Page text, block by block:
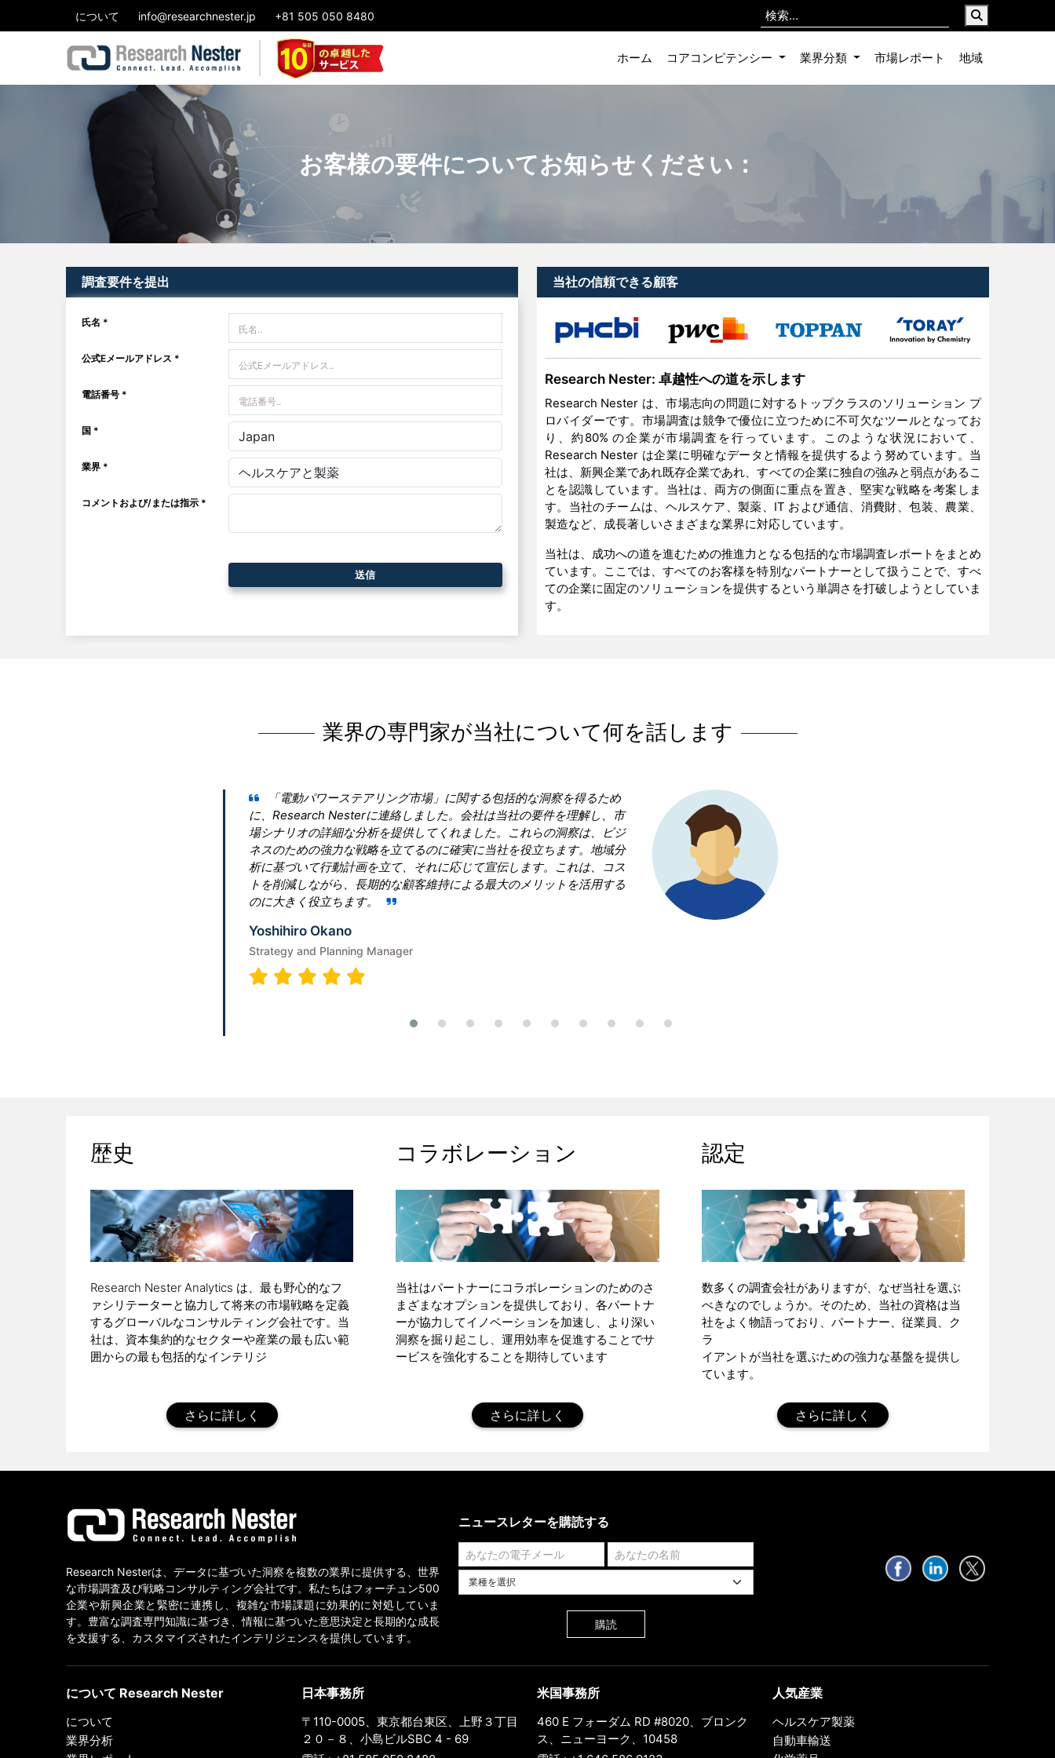
について info@researchnester.jp +81 505 050 8480
ホーム コアコンピテンシー 業界分類 市場レポート 地域
お客様の要件についてお知らせください：
調査要件を提出
氏名 *
公式Eメールアドレス *
電話番号 *
国 *
業界 *
コメントおよび/または指示 *
当社の信頼できる顧客
Research Nester: 卓越性への道を示します
Research Nester は、市場志向の問題に対するトップクラスのソリューション プ
ロバイダーです。市場調査は競争で優位に立つために不可欠なツールとなってお
り、約80% の企業が市場調査を行っています。このような状況において、
Research Nester は企業に明確なデータと情報を提供するよう努めています。当
社は、新興企業であれ既存企業であれ、すべての企業に独自の強みと弱点があるこ
とを認識しています。当社は、両方の側面に重点を置き、堅実な戦略を考案しま
す。当社のチームは、ヘルスケア、製薬、IT および通信、消費財、包装、農業、
製造など、成長著しいさまざまな業界に対応しています。
当社は、成功への道を進むための推進力となる包括的な市場調査レポートをまとめ
ています。ここでは、すべてのお客様を特別なパートナーとして扱うことで、すべ
ての企業に固定のソリューションを提供するという単調さを打破しようとしていま
す。
業界の専門家が当社について何を話します
Research Nester を選択したことが当社のビジネスにとって最良の
決断であったと言っても過言ではありません。 私たちは「真空ポンプ市
場」という領域で当社を凌ぎたいと考えていました。しかし、当社は効
果的な戦略の青写真を作成することに戸惑いました。Research Nester
は、従うべき勝利戦略を構築することで、成功への道をナビゲートする
のに役立ちました。
歴史
Research Nester Analytics は、最も野心的なフ
ァシリテーターと協力して将来の市場戦略を定義
するグローバルなコンサルティング会社です。当
社は、資本集約的なセクターや産業の最も広い範
囲からの最も包括的なインテリジ
さらに詳しく
コラボレーション
当社はパートナーにコラボレーションのためのさ
まざまなオプションを提供しており、各パートナ
ーが協力してイノベーションを加速し、より深い
洞察を掘り起こし、運用効率を促進することでサ
ービスを強化することを期待しています
さらに詳しく
認定
数多くの調査会社がありますが、なぜ当社を選ぶ
べきなのでしょうか。そのため、当社の資格は当
社をよく物語っており、パートナー、従業員、ク
ラ
イアントが当社を選ぶための強力な基盤を提供し
ています。
さらに詳しく
Research Nesterは、データに基づいた洞察を複数の業界に提供する、世界
な市場調査及び戦略コンサルティング会社です。私たちはフォーチュン500
企業や新興企業と緊密に連携し、複雑な市場課題に効果的に対処していま
す。豊富な調査専門知識に基づき、情報に基づいた意思決定と長期的な成長
を支援する、カスタマイズされたインテリジェンスを提供しています。
ニュースレターを購読する
業種を選択してください
購読
について Research Nester
について
業界分析
日本事務所
〒110-0005、東京都台東区、上野３丁目
２０－８、小島ビルSBC 4 - 69
米国事務所
460 E フォーダム RD #8020、ブロンク
ス、ニューヨーク、10458
人気産業
ヘルスケア製薬
自動車輸送